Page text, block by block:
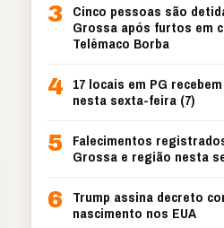
3 Cinco pessoas são
Grossa após furtos em
Telêmaco Borba
4 17 locais em PG
nesta sexta-feira (7)
5 Falecimentos
Grossa e região nesta
6 Trump assina decreto
nascimento nos EUA